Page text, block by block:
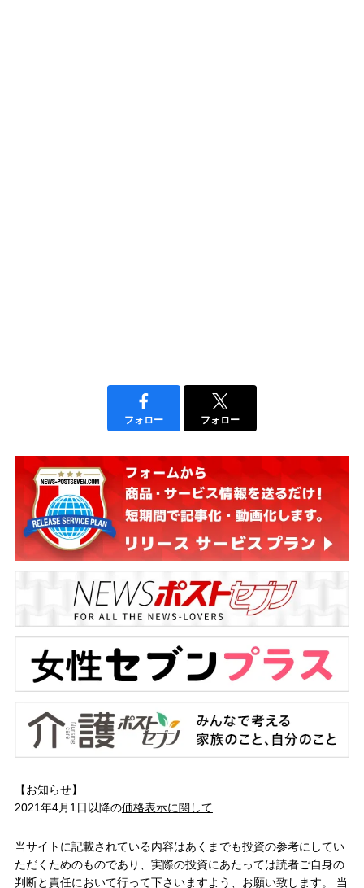
フォロー フォロー
【お知らせ】
2021年4月1日以降の価格表示に関して
当サイトに記載されている内容はあくまでも投資の参考にしてい
ただくためのものであり、実際の投資にあたっては読者ご自身の
判断と責任において行って下さいますよう、お願い致します。 当